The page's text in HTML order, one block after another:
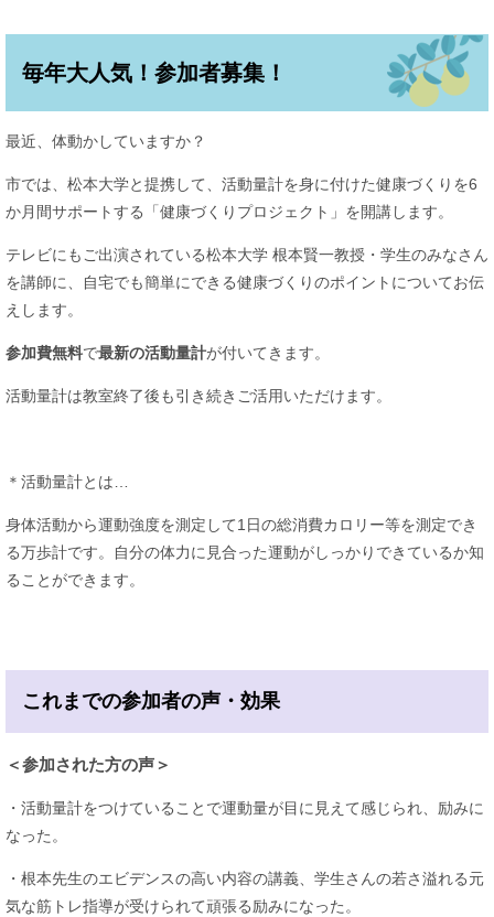
毎年大人気！参加者募集！
最近、体動かしていますか？
市では、松本大学と提携して、活動量計を身に付けた健康づくりを6
か月間サポートする「健康づくりプロジェクト」を開講します。
テレビにもご出演されている松本大学 根本賢一教授・学生のみなさん
を講師に、自宅でも簡単にできる健康づくりのポイントについてお伝
えします。
参加費無料で最新の活動量計が付いてきます。
活動量計は教室終了後も引き続きご活用いただけます。
＊活動量計とは…
身体活動から運動強度を測定して1日の総消費カロリー等を測定でき
る万歩計です。自分の体力に見合った運動がしっかりできているか知
ることができます。
これまでの参加者の声・効果
＜参加された方の声＞
・活動量計をつけていることで運動量が目に見えて感じられ、励みに
なった。
・根本先生のエビデンスの高い内容の講義、学生さんの若さ溢れる元
気な筋トレ指導が受けられて頑張る励みになった。